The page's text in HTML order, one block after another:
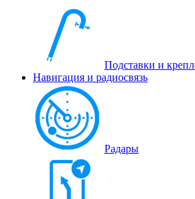
Подставки и
Навигация и радиосвязь
Радары